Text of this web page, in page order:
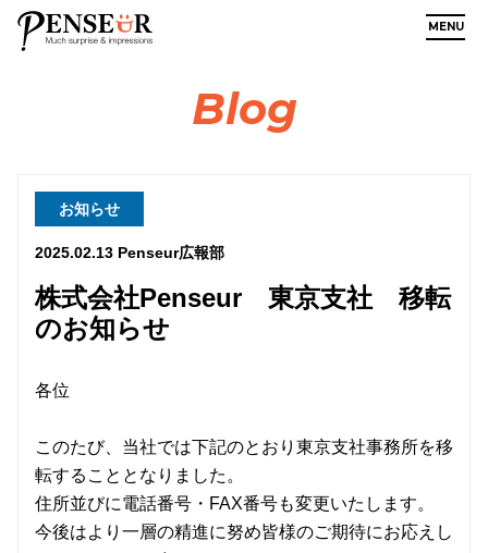
Blog
株式会社Penseur 東京支社 移転
のお知らせ
お知らせ
2025.02.13 Penseur広報部
各位
このたび、当社では下記のとおり東京支社事務所を移
転することとなりました。
住所並びに電話番号・FAX番号も変更いたします。
今後はより一層の精進に努め皆様のご期待にお応えし